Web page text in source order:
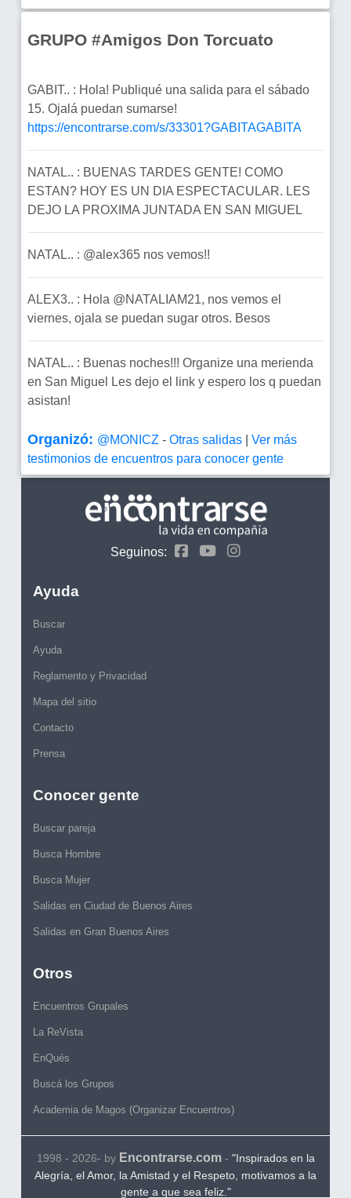
GRUPO #Amigos Don Torcuato
GABIT.. : Hola! Publiqué una salida para el sábado
15. Ojalá puedan sumarse!
https://encontrarse.com/s/33301?GABITAGABITA
NATAL.. : BUENAS TARDES GENTE! COMO
ESTAN? HOY ES UN DIA ESPECTACULAR. LES
DEJO LA PROXIMA JUNTADA EN SAN MIGUEL
NATAL.. : @alex365 nos vemos!!
ALEX3.. : Hola @NATALIAM21, nos vemos el
viernes, ojala se puedan sugar otros. Besos
NATAL.. : Buenas noches!!! Organize una merienda
en San Miguel Les dejo el link y espero los q puedan
asistan!
Organizó: @MONICZ - Otras salidas
Ver más
testimonios de encuentros para conocer gente
Seguinos:
Ayuda
Buscar
Ayuda
Reglamento y Privacidad
Mapa del sitio
Contacto
Prensa
Conocer gente
Buscar pareja
Busca Hombre
Busca Mujer
Salidas en Ciudad de Buenos Aires
Salidas en Gran Buenos Aires
Otros
Encuentros Grupales
La ReVista
EnQués
Buscá los Grupos
Academia de Magos (Organizar Encuentros)
1998 - 2026- by Encontrarse.com- "Inspirados en la
Alegría, el Amor, la Amistad y el Respeto, motivamos a la
gente a que sea feliz."